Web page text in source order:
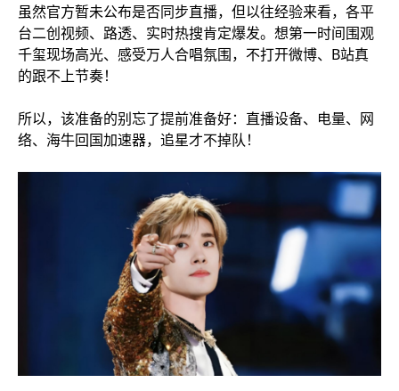
虽然官方暂未公布是否同步直播，但以往经验来看，各平
台二创视频、路透、实时热搜肯定爆发。想第一时间围观
千玺现场高光、感受万人合唱氛围，不打开微博、B站真
的跟不上节奏！
所以，该准备的别忘了提前准备好：直播设备、电量、网
络、海牛回国加速器，追星才不掉队！